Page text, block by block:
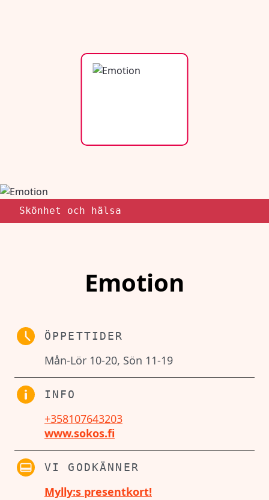
Skönhet och hälsa
Emotion
ÖPPETTIDER
Mån-Lör 10-20, Sön 11-19
INFO
+358107643203
www.sokos.fi
VI GODKÄNNER
Mylly:s presentkort!